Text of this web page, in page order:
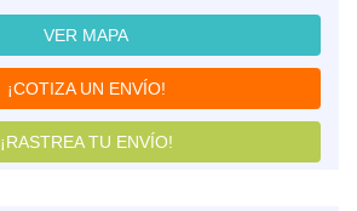
VER MAPA
¡COTIZA UN ENVÍO!
¡RASTREA TU ENVÍO!